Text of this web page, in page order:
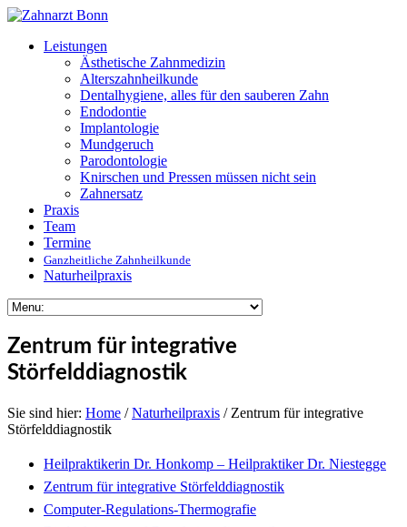
Leistungen
Ästhetische Zahnmedizin
Alterszahnheilkunde
Dentalhygiene, alles für den sauberen Zahn
Endodontie
Implantologie
Mundgeruch
Parodontologie
Knirschen und Pressen müssen nicht sein
Zahnersatz
Praxis
Team
Termine
Ganzheitliche Zahnheilkunde
Naturheil­praxis
Zentrum für integrative
Störfelddiagnostik
Sie sind hier: Home /Naturheilpraxis / Zentrum für integrative
Störfelddiagnostik
Heilpraktikerin Dr. Honkomp – Heilpraktiker Dr. Niestegge
Zentrum für integrative Störfelddiagnostik
Computer-Regulations-Thermografie